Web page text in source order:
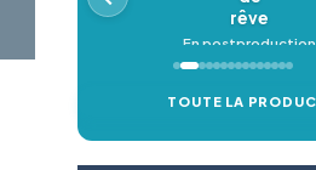
rêve
En postproduction
TOUTE LA